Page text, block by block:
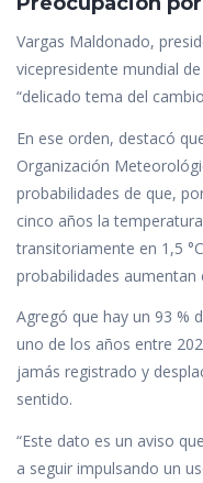
Vargas Maldonado,
vicepresidente mundial
“delicado tema del
En ese orden, destacó
Organización
probabilidades de que,
cinco años la
transitoriamente en 1,5
probabilidades aumentan
Agregó que hay un 93 %
uno de los años entre
jamás registrado y
sentido.
“Este dato es un aviso
a seguir impulsando un